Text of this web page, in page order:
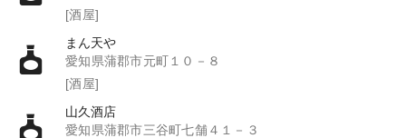
[酒屋]
まん天や
愛知県蒲郡市元町１０－８
[酒屋]
山久酒店
愛知県蒲郡市三谷町七舗４１－３